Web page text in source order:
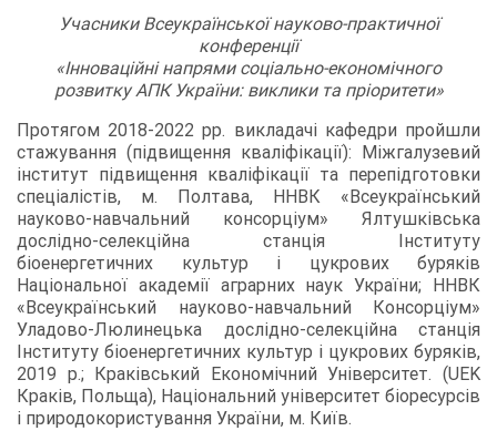
Учасники Всеукраїнської науково-практичної
конференції
«Інноваційні напрями соціально-економічного
розвитку АПК України: виклики та пріоритети»
Протягом 2018-2022 рр. викладачі кафедри пройшли
стажування (підвищення кваліфікації): Міжгалузевий
інститут підвищення кваліфікації та перепідготовки
спеціалістів, м. Полтава, ННВК «Всеукраїнський
науково-навчальний консорціум» Ялтушківська
дослідно-селекційна станція Інституту
біоенергетичних культур і цукрових буряків
Національної академії аграрних наук України; ННВК
«Всеукраїнський науково-навчальний Консорціум»
Уладово-Люлинецька дослідно-селекційна станція
Інституту біоенергетичних культур і цукрових буряків,
2019 р.; Краківський Економічний Університет. (UEK
Краків, Польща), Національний університет біоресурсів
і природокористування України, м. Київ.